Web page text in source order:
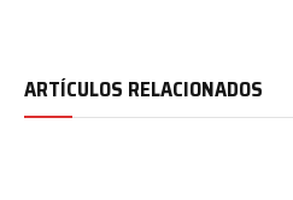
ARTÍCULOS RELACIONADOS